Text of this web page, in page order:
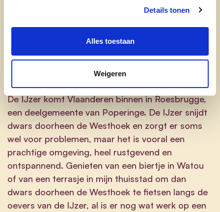
Details tonen
Alles toestaan
Weigeren
laten ontplooien, ook economisch, en laten
groeien en bloeien, dat is de kern van mijn
engagement.
Wat is jouw favoriete plekje in onze provincie?
De IJzer komt Vlaanderen binnen in Roesbrugge,
een deelgemeente van Poperinge. De IJzer snijdt
dwars doorheen de Westhoek en zorgt er soms
wel voor problemen, maar het is vooral een
prachtige omgeving, heel rustgevend en
ontspannend. Genieten van een biertje in Watou
of van een terrasje in mijn thuisstad om dan
dwars doorheen de Westhoek te fietsen langs de
oevers van de IJzer, al is er nog wat werk op een